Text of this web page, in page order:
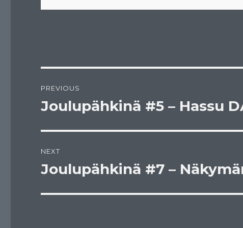
navigation
PREVIOUS
Previous
Joulupähkinä #5 – Hassu
NEXT
Next
Joulupähkinä #7 –